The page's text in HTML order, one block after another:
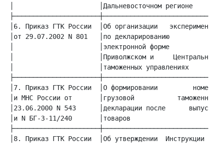
│                      │Дальневосточном регионе
│6. Приказ ГТК России  │Об организации
│от 29.07.2002 N 801   │по декларированию
│                      │электронной форме
│                      │Приволжском и
│                      │таможенных управлениях
│7. Приказ ГТК России  │О формировании
│и МНС России от       │грузовой
│23.06.2000 N 543      │декларации после
│и N БГ-3-11/240       │товаров
│8. Приказ ГТК России  │Об утверждении  Инструкции